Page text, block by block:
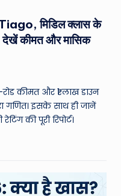
मिडिल क्लास के
देखें कीमत और मासिक
कीमत और ₹1 लाख डाउन
गणित। इसके साथ ही जानें
की पूरी रिपोर्ट।